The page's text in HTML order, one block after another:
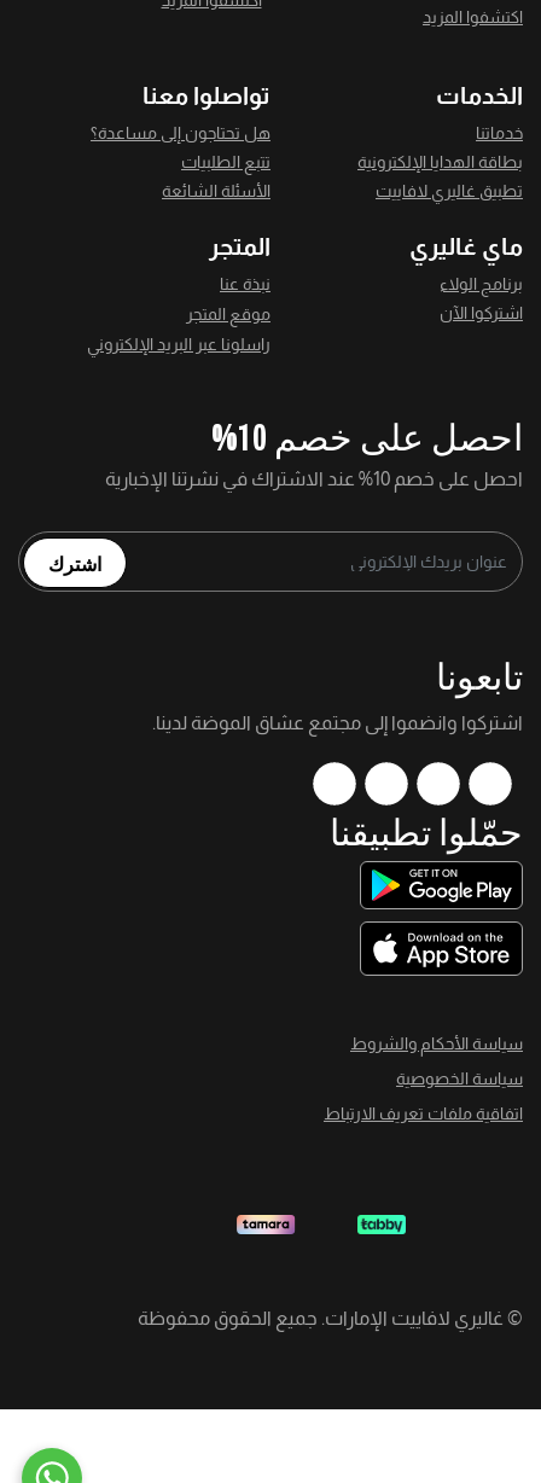
اكتشفوا المزيد
الخدمات
خدماتنا
بطاقة الهدايا الإلكترونية
تطبيق غاليري لافاييت
تواصلوا معنا
هل تحتاجون إلى مساعدة؟
تتبع الطلبيات
الأسئلة الشائعة
ماي غاليري
برنامج الولاء
اشتركوا الآن
المتجر
نبذة عنا
موقع المتجر
راسلونا عبر البريد الإلكتروني
احصل على خصم 10%
احصل على خصم 10% عند الاشتراك في نشرتنا الإخبارية
اشترك
تابعونا
اشتركوا وانضموا إلى مجتمع عشاق الموضة لدينا.
حمّلوا تطبيقنا
سياسة الأحكام والشروط
سياسة الخصوصية
اتفاقية ملفات تعريف الارتباط
© غاليري لافاييت الإمارات. جميع الحقوق محفوظة